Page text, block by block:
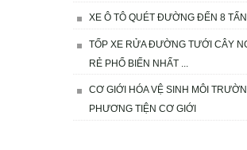
XE Ô TÔ QUÉT ĐƯỜNG ĐẾN 8 TẤN
TỐP XE RỬA ĐƯỜNG TƯỚI CÂY
RẺ PHỔ BIẾN NHẤT ...
CƠ GIỚI HÓA VỆ SINH MÔI
PHƯƠNG TIỆN CƠ GIỚI